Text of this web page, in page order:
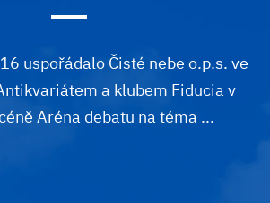
uspořádalo Čisté nebe o.p.s. ve
a klubem Fiducia v
Aréna debatu na téma ...